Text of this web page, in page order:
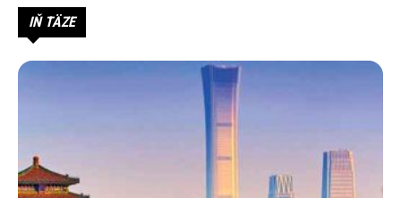
IŇ TÄZE